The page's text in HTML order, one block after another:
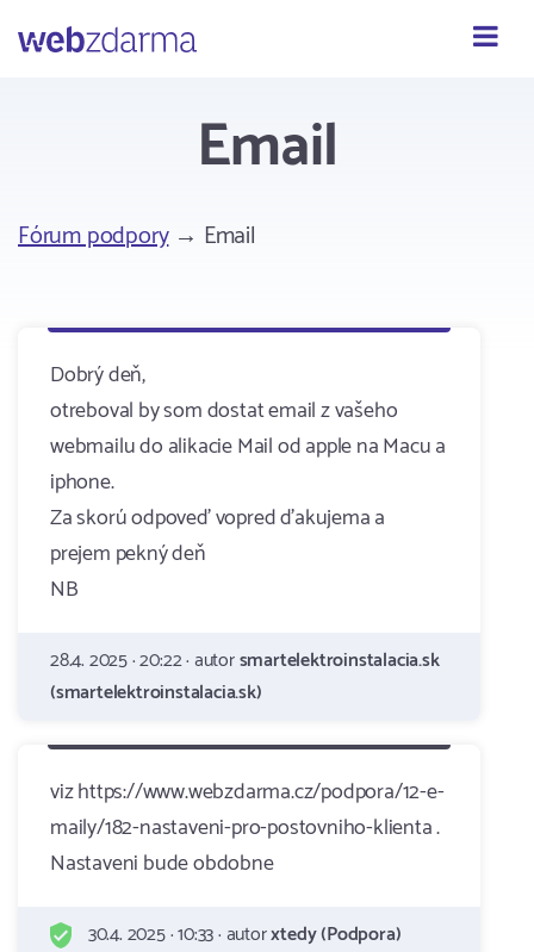
Webzdarma
Email
Fórum podpory→ Email
Dobrý deň,
otreboval by som dostat email z vašeho
webmailu do alikacie Mail od apple na Macu a
iphone.
Za skorú odpoveď vopred ďakujema a
prejem pekný deň
NB
28.4. 2025 · 20:22 · autorsmartelektroinstalacia.sk
(smartelektroinstalacia.sk)
viz https://www.webzdarma.cz/podpora/12-e-
maily/182-nastaveni-pro-postovniho-klienta .
Nastaveni bude obdobne
30.4. 2025 · 10:33 · autorxtedy (Podpora)